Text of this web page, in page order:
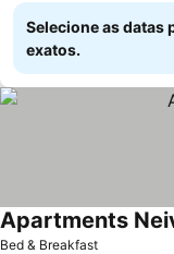
Selecione as datas
exatos.
Bed & Breakfast
Apartments